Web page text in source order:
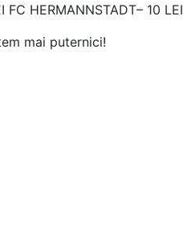
FC HERMANNSTADT– 10 LEI
mai puternici!